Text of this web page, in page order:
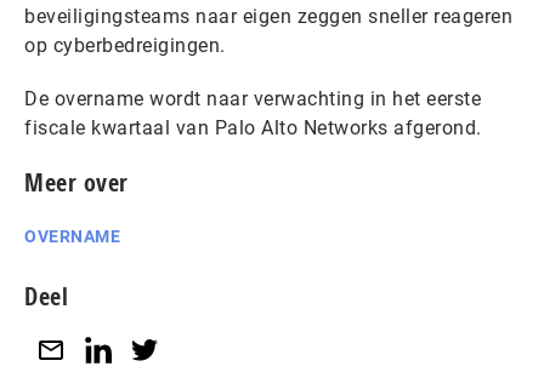
beveiligingsteams naar eigen zeggen sneller reageren
op cyberbedreigingen.
De overname wordt naar verwachting in het eerste
fiscale kwartaal van Palo Alto Networks afgerond.
Meer over
OVERNAME
Deel